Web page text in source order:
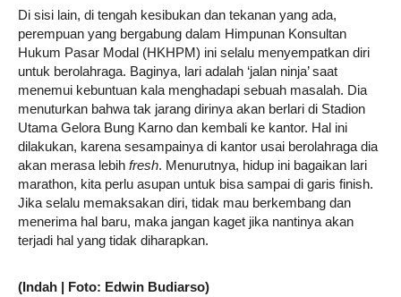
Di sisi lain, di tengah kesibukan dan tekanan yang ada,
perempuan yang bergabung dalam Himpunan Konsultan
Hukum Pasar Modal (HKHPM) ini selalu menyempatkan diri
untuk berolahraga. Baginya, lari adalah ‘jalan ninja’ saat
menemui kebuntuan kala menghadapi sebuah masalah. Dia
menuturkan bahwa tak jarang dirinya akan berlari di Stadion
Utama Gelora Bung Karno dan kembali ke kantor. Hal ini
dilakukan, karena sesampainya di kantor usai berolahraga dia
akan merasa lebih fresh. Menurutnya, hidup ini bagaikan lari
marathon, kita perlu asupan untuk bisa sampai di garis finish.
Jika selalu memaksakan diri, tidak mau berkembang dan
menerima hal baru, maka jangan kaget jika nantinya akan
terjadi hal yang tidak diharapkan.
(Indah | Foto: Edwin Budiarso)